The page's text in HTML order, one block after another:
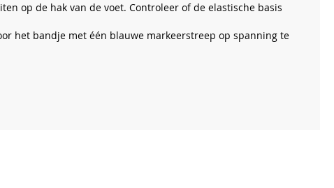
op de hak van de voet. Controleer of de elastische basis
het bandje met één blauwe markeerstreep op spanning te